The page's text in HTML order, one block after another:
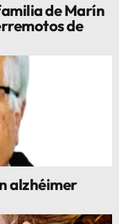
de Marín
de
alzhéimer